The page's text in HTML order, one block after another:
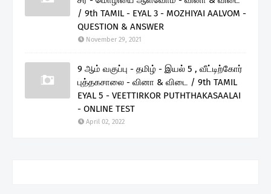
/ 9th TAMIL - EYAL 3 - MOZHIYAI AALVOM -
QUESTION & ANSWER
November 29, 2021
9 ஆம் வகுப்பு - தமிழ் - இயல் 5 , வீட்டிற்கோர்
புத்தகசாலை - வினா & விடை / 9th TAMIL
EYAL 5 - VEETTIRKOR PUTHTHAKASAALAI
- ONLINE TEST
April 02, 2022